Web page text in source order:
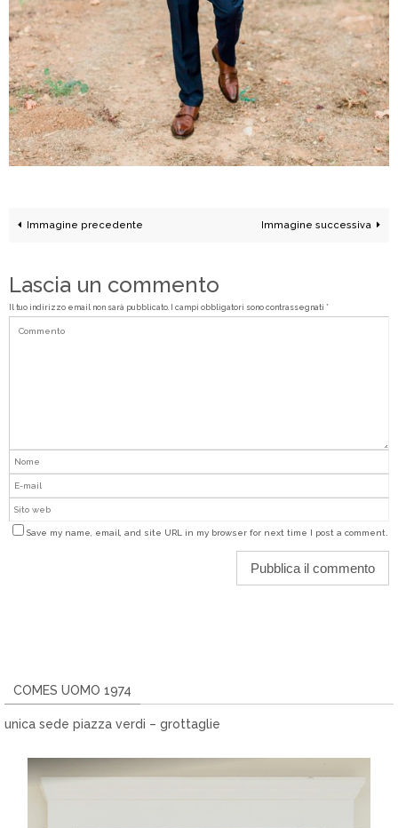
Immagine precedente Immagine successiva
Lascia un commento
Il tuo indirizzo email non sarà pubblicato. I campi obbligatori sono contrassegnati *
Save my name, email, and site URL in my browser for next time I post a comment.
COMES UOMO 1974
unica sede piazza verdi – grottaglie